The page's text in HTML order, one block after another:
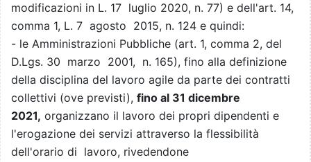
modificazioni in L. 17 luglio 2020, n. 77) e dell'art. 14,
comma 1, L. 7 agosto 2015, n. 124 e quindi:
- le Amministrazioni Pubbliche (art. 1, comma 2, del
D.Lgs. 30 marzo 2001, n. 165), fino alla definizione
della disciplina del lavoro agile da parte dei contratti
collettivi (ove previsti), fino al 31 dicembre
2021, organizzano il lavoro dei propri dipendenti e
l'erogazione dei servizi attraverso la flessibilità
dell'orario di lavoro, rivedendone